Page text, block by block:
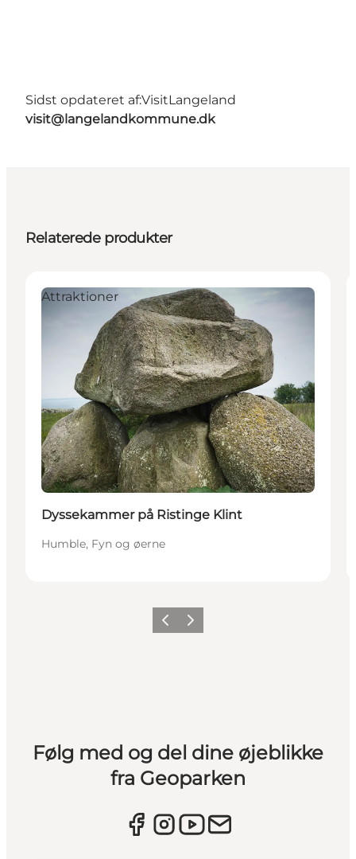
Sidst opdateret af:VisitLangeland
visit@langelandkommune.dk
Relaterede produkter
Attraktioner
Dyssekammer på Ristinge Klint
Humble, Fyn og øerne
ForrigeNæste
Følg med og del dine øjeblikke
fra Geoparken